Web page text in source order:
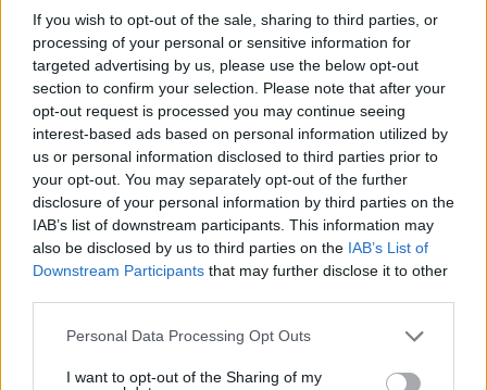
If you wish to opt-out of the sale, sharing to third parties, or
processing of your personal or sensitive information for
targeted advertising by us, please use the below opt-out
section to confirm your selection. Please note that after your
opt-out request is processed you may continue seeing
interest-based ads based on personal information utilized by
us or personal information disclosed to third parties prior to
your opt-out. You may separately opt-out of the further
disclosure of your personal information by third parties on the
IAB’s list of downstream participants. This information may
also be disclosed by us to third parties on the IAB’s List of
Downstream Participants that may further disclose it to other
Please note that this website/app uses one or more Google
not limited to your visit or usage behaviour. You may click to
Personal Data Processing Opt Outs
I want to opt-out of the Sharing of my